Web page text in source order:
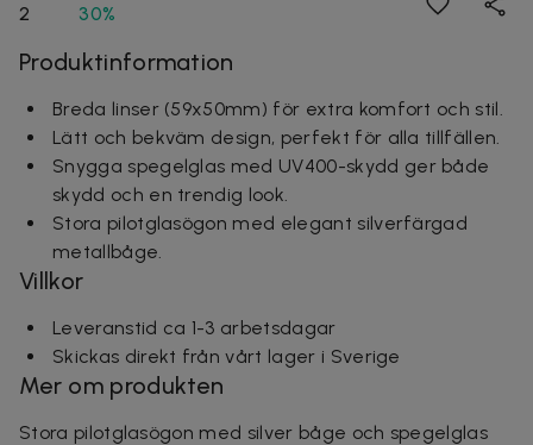
2 30%
Produktinformation
Breda linser (59x50mm) för extra komfort och stil.
Lätt och bekväm design, perfekt för alla tillfällen.
Snygga spegelglas med UV400-skydd ger både
skydd och en trendig look.
Stora pilotglasögon med elegant silverfärgad
metallbåge.
Villkor
Leveranstid ca 1-3 arbetsdagar
Skickas direkt från vårt lager i Sverige
Mer om produkten
Stora pilotglasögon med silver båge och spegelglas